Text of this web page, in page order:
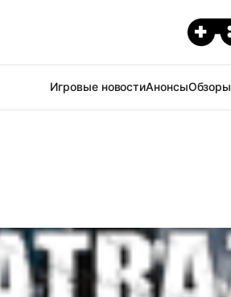
Игровые новостиАнонсыОбзоры